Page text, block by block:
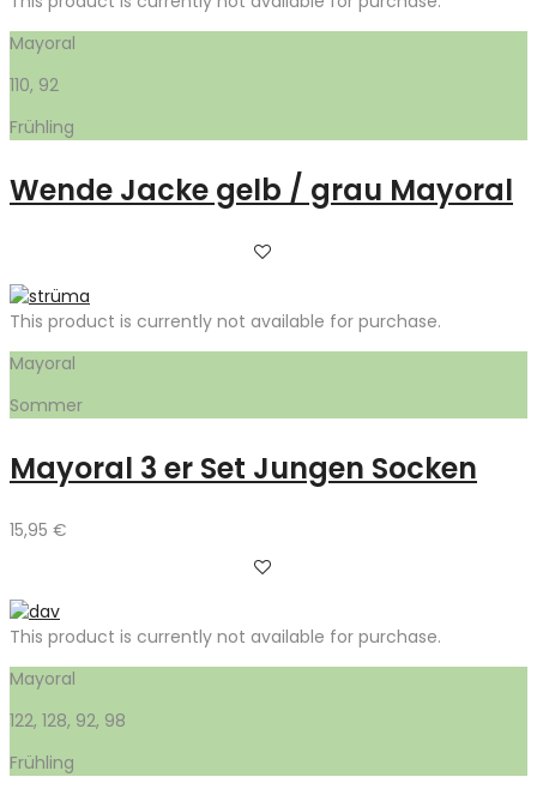
Mayoral
110, 92
Frühling
Wende Jacke gelb / grau Mayoral
This product is currently not available for purchase.
Mayoral
Sommer
Mayoral 3 er Set Jungen Socken
15,95 €
This product is currently not available for purchase.
Mayoral
122, 128, 92, 98
Frühling